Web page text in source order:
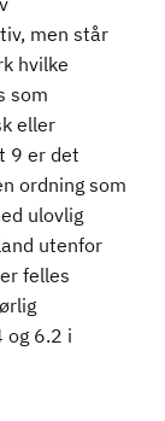
men står
hvilke
som
eller
9 er det
ordning som
ulovlig
utenfor
felles
og 6.2 i